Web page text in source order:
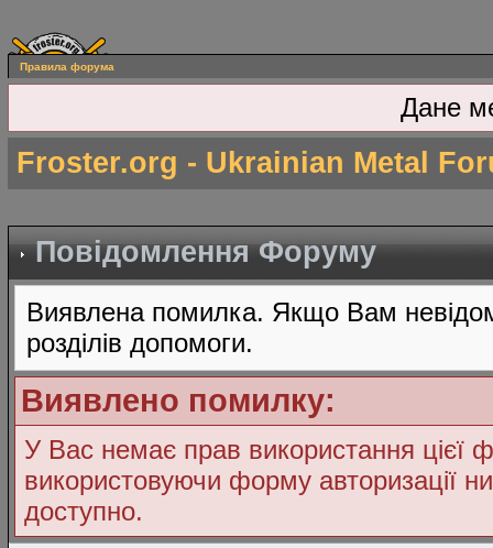
Правила форума
Дане
Froster.org - Ukrainian Metal
Повідомлення Форуму
Виявлена помилка. Якщо Вам
розділів допомоги.
Виявлено помилку:
У Вас немає прав використання цієї
використовуючи форму авторизації
доступно.